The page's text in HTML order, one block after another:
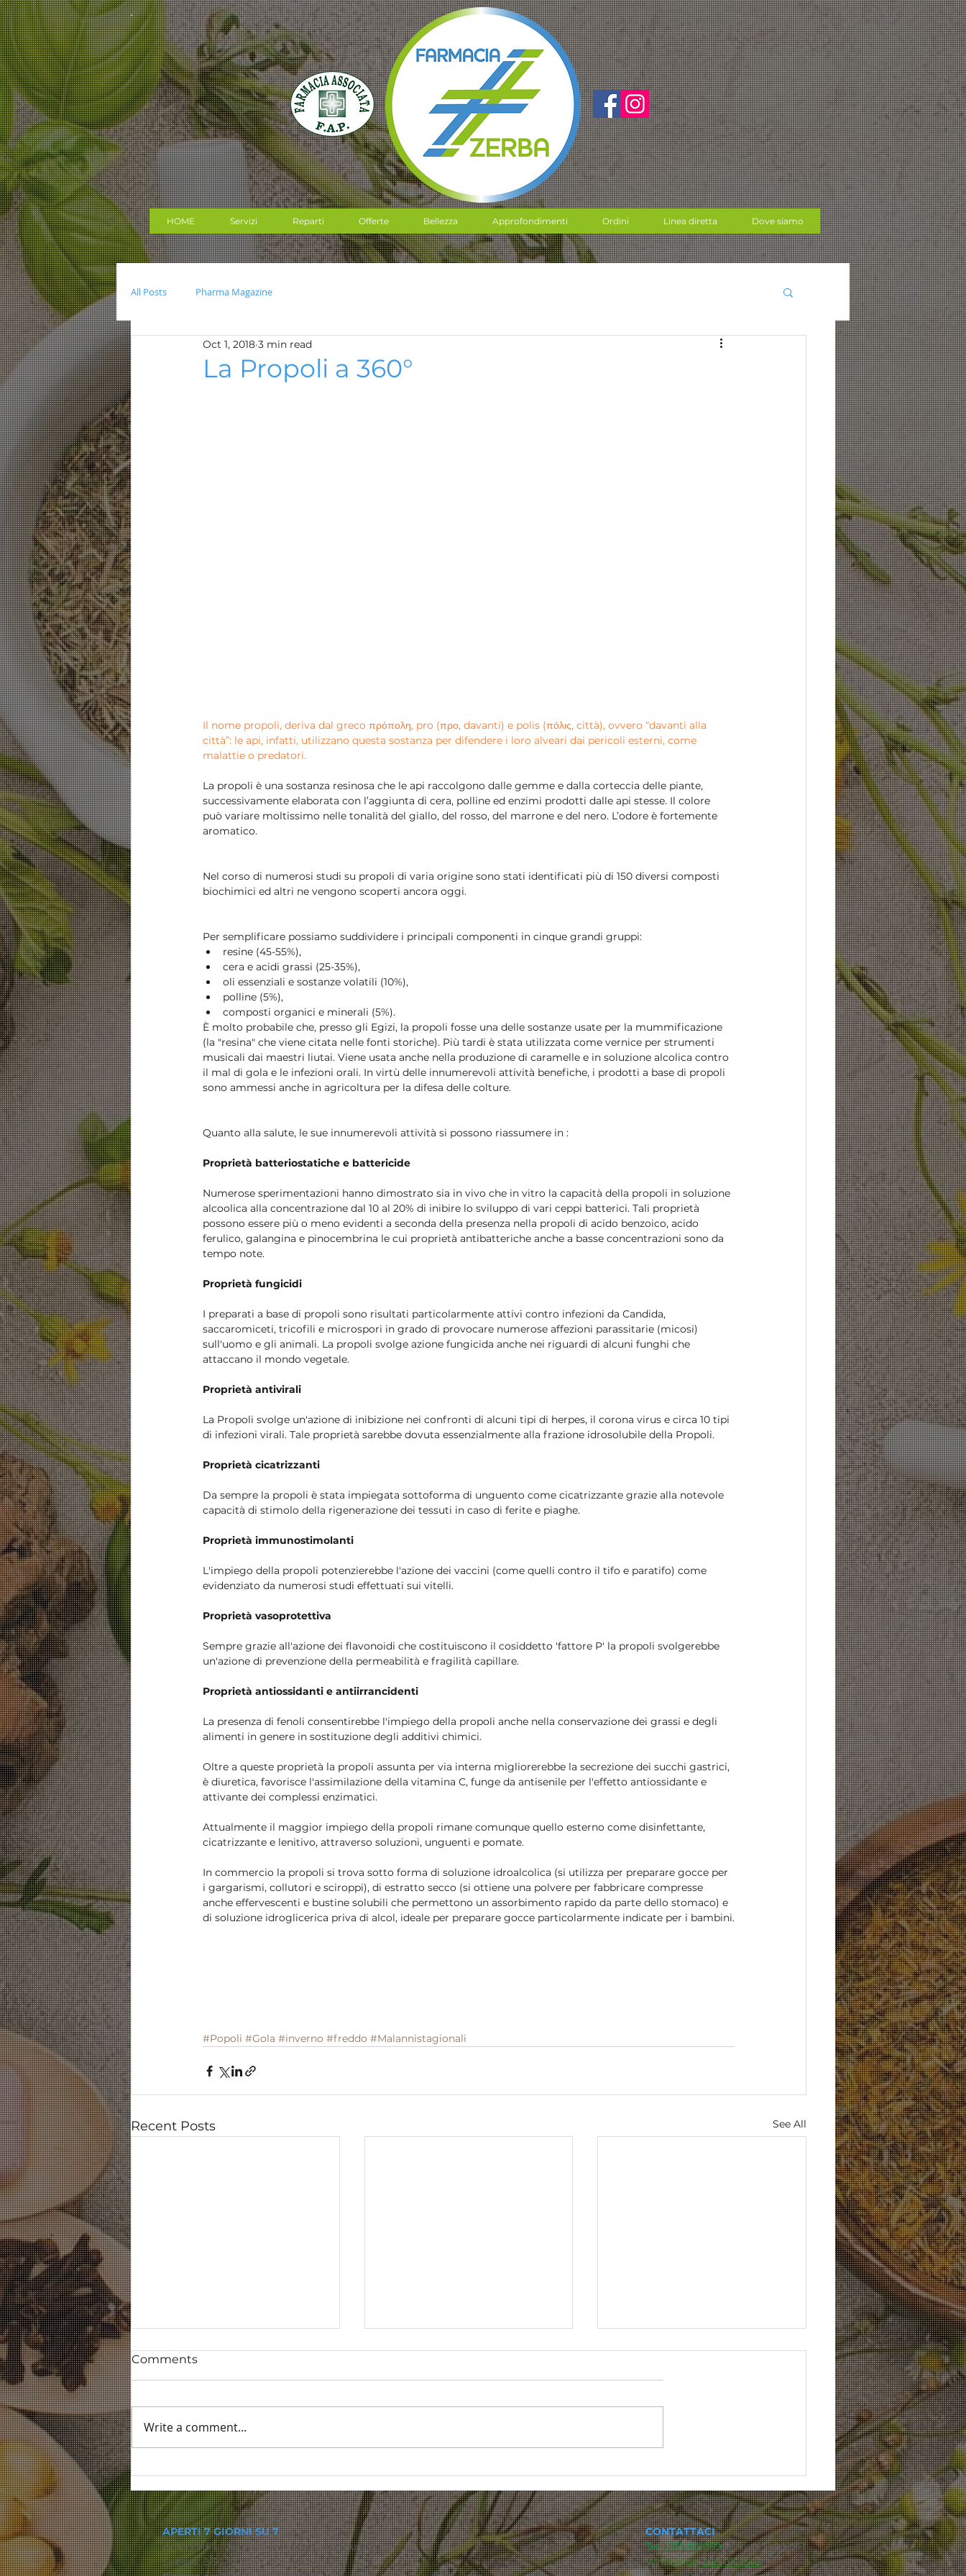
HOME Servizi Reparti Offerte Bellezza Approfondimenti Ordini Linea diretta Dove siamo
All Posts Pharma Magazine
La Propoli a 360°
Oct 1, 2018 3 min read
Il nome propoli, deriva dal greco πρόπολη, pro (προ, davanti) e polis (πόλις, città), ovvero “davanti alla
città”: le api, infatti, utilizzano questa sostanza per difendere i loro alveari dai pericoli esterni, come
malattie o predatori.
La propoli è una sostanza resinosa che le api raccolgono dalle gemme e dalla corteccia delle piante,
successivamente elaborata con l’aggiunta di cera, polline ed enzimi prodotti dalle api stesse. Il colore
può variare moltissimo nelle tonalità del giallo, del rosso, del marrone e del nero. L’odore è fortemente
aromatico.
Nel corso di numerosi studi su propoli di varia origine sono stati identificati più di 150 diversi composti
biochimici ed altri ne vengono scoperti ancora oggi.
Per semplificare possiamo suddividere i principali componenti in cinque grandi gruppi:
resine (45-55%),
cera e acidi grassi (25-35%),
oli essenziali e sostanze volatili (10%),
polline (5%),
composti organici e minerali (5%).
È molto probabile che, presso gli Egizi, la propoli fosse una delle sostanze usate per la mummificazione
(la "resina" che viene citata nelle fonti storiche). Più tardi è stata utilizzata come vernice per strumenti
musicali dai maestri liutai. Viene usata anche nella produzione di caramelle e in soluzione alcolica contro
il mal di gola e le infezioni orali. In virtù delle innumerevoli attività benefiche, i prodotti a base di propoli
sono ammessi anche in agricoltura per la difesa delle colture.
Quanto alla salute, le sue innumerevoli attività si possono riassumere in :
Proprietà batteriostatiche e battericide
Numerose sperimentazioni hanno dimostrato sia in vivo che in vitro la capacità della propoli in soluzione
alcoolica alla concentrazione dal 10 al 20% di inibire lo sviluppo di vari ceppi batterici. Tali proprietà
possono essere più o meno evidenti a seconda della presenza nella propoli di acido benzoico, acido
ferulico, galangina e pinocembrina le cui proprietà antibatteriche anche a basse concentrazioni sono da
tempo note.
Proprietà fungicidi
I preparati a base di propoli sono risultati particolarmente attivi contro infezioni da Candida,
saccaromiceti, tricofili e microspori in grado di provocare numerose affezioni parassitarie (micosi)
sull'uomo e gli animali. La propoli svolge azione fungicida anche nei riguardi di alcuni funghi che
attaccano il mondo vegetale.
Proprietà antivirali
La Propoli svolge un'azione di inibizione nei confronti di alcuni tipi di herpes, il corona virus e circa 10 tipi
di infezioni virali. Tale proprietà sarebbe dovuta essenzialmente alla frazione idrosolubile della Propoli.
Proprietà cicatrizzanti
Da sempre la propoli è stata impiegata sottoforma di unguento come cicatrizzante grazie alla notevole
capacità di stimolo della rigenerazione dei tessuti in caso di ferite e piaghe.
Proprietà immunostimolanti
L'impiego della propoli potenzierebbe l'azione dei vaccini (come quelli contro il tifo e paratifo) come
evidenziato da numerosi studi effettuati sui vitelli.
Proprietà vasoprotettiva
Sempre grazie all'azione dei flavonoidi che costituiscono il cosiddetto 'fattore P' la propoli svolgerebbe
un'azione di prevenzione della permeabilità e fragilità capillare.
Proprietà antiossidanti e antiirrancidenti
La presenza di fenoli consentirebbe l'impiego della propoli anche nella conservazione dei grassi e degli
alimenti in genere in sostituzione degli additivi chimici.
Oltre a queste proprietà la propoli assunta per via interna migliorerebbe la secrezione dei succhi gastrici,
è diuretica, favorisce l'assimilazione della vitamina C, funge da antisenile per l'effetto antiossidante e
attivante dei complessi enzimatici.
Attualmente il maggior impiego della propoli rimane comunque quello esterno come disinfettante,
cicatrizzante e lenitivo, attraverso soluzioni, unguenti e pomate.
In commercio la propoli si trova sotto forma di soluzione idroalcolica (si utilizza per preparare gocce per
i gargarismi, collutori e sciroppi), di estratto secco (si ottiene una polvere per fabbricare compresse
anche effervescenti e bustine solubili che permettono un assorbimento rapido da parte dello stomaco) e
di soluzione idroglicerica priva di alcol, ideale per preparare gocce particolarmente indicate per i bambini.
#Popoli #Gola #inverno #freddo #Malannistagionali
Recent Posts See All
Cambio di stagione
Comments
Write a comment...
APERTI 7 GIORNI SU 7
da Lunedì a Venerdì: 8:30-19:30 continuato
Sabato: 8:30-12:30 / 15:30-19:30
CONTATTACI
Tel. 0131 861939- Fax 0131 861971​​
WhatsApp348 0101343